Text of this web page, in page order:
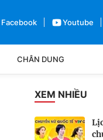
Facebook Youtube
CHÂN DUNG
XEM NHIỀU